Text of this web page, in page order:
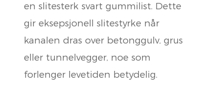
en slitesterk svart gummilist. Dette
gir eksepsjonell slitestyrke når
kanalen dras over betonggulv, grus
eller tunnelvegger, noe som
forlenger levetiden betydelig.